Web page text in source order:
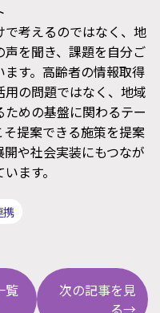
考えるのではなく、地
を聞き、課題を自分ご
す。高齢者の情報取得
の問題ではなく、地域
めの基盤に関わるテー
提案できる施策を提案
や社会実装にもつなが
ます。
携
覧
次の記事を見
る→